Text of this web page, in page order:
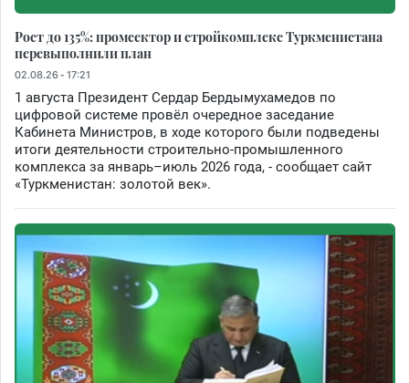
Рост до 135%: промсектор и стройкомплекс Туркменистана
перевыполнили план
02.08.26 - 17:21
1 августа Президент Сердар Бердымухамедов по
цифровой системе провёл очередное заседание
Кабинета Министров, в ходе которого были подведены
итоги деятельности строительно-промышленного
комплекса за январь–июль 2026 года, - сообщает сайт
«Туркменистан: золотой век».